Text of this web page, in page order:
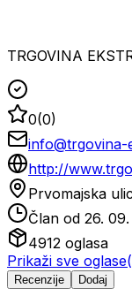
TRGOVINA
0(0)
http://
Prvomajska
Član od 26.
4912 oglasa
Prikaži sve oglase(
Recenzije Dodaj